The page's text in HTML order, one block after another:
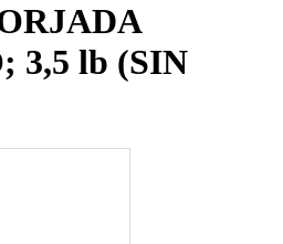
3,5 lb (SIN